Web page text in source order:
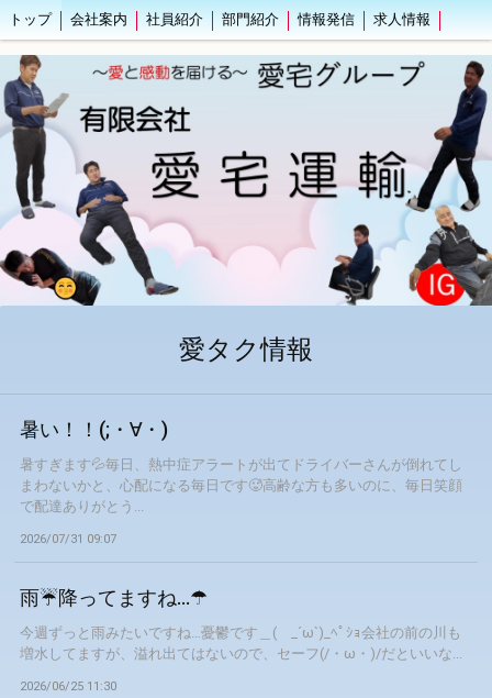
トップ 会社案内 社員紹介 部門紹介 情報発信 求人情報
愛タク情報
暑い！！(;・∀・)
暑すぎます💦毎日、熱中症アラートが出てドライバーさんが倒れてし
まわないかと、心配になる毎日です🥵高齢な方も多いのに、毎日笑顔
で配達ありがとう...
2026/07/31 09:07
雨☔降ってますね…☂
今週ずっと雨みたいですね…憂鬱です＿( _´ω`)_ﾍﾟｼｮ会社の前の川も
増水してますが、溢れ出てはないので、セーフ(/・ω・)/だといいな...
2026/06/25 11:30